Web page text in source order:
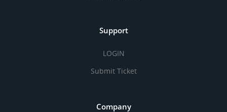
Support
LOGIN
Submit Ticket
Company